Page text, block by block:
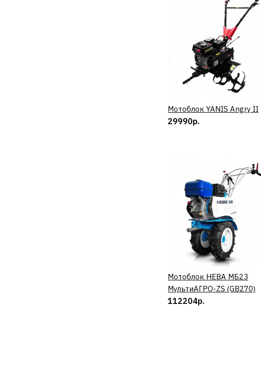
КУПИТЬ
Мотоблок YANIS Angry II
29990р.
КУПИТЬ
Мотоблок НЕВА МБ23
МультиАГРО-ZS (GB270)
112204р.